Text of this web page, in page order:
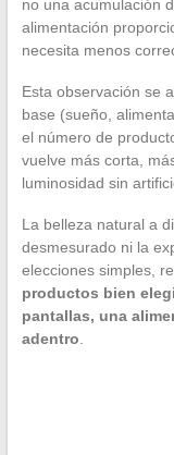
no una acumulación
alimentación
necesita menos
Esta observación se
base (sueño,
el número de
vuelve más corta,
luminosidad sin
La belleza natural a
desmesurado ni la
elecciones simples,
productos bien
pantallas, una
adentro.